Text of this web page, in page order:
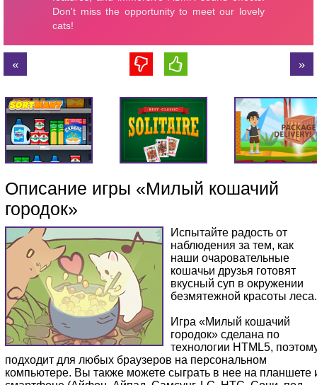
Описание игры «Милый кошачий
городок»
Испытайте радость от
наблюдения за тем, как
наши очаровательные
кошачьи друзья готовят
вкусный суп в окружении
безмятежной красоты
Игра «Милый кошачий
городок» сделана по
технологии HTML5,
подходит для любых браузеров на персональном
компьютере. Вы также можете сыграть в нее на планшете